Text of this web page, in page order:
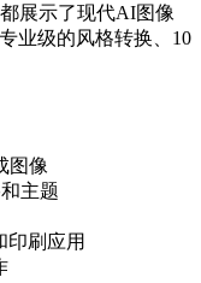
展示了现代AI图像
业级的风格转换、10
图像
主题
印刷应用